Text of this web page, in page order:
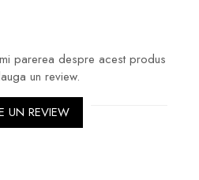
parerea despre acest produs
un review.
UN REVIEW